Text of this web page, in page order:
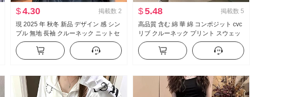
$4.30 掲載数 2
現 2025 年 秋冬 新品 デザイン 感 シン
プル 無地 長袖 クルーネック ニットセ
ーター プルオーバー セーター女
$5.48 掲載数 5
高品質 含む 綿 華 綿 コンポジット cvc
リブ クルーネック プリント スウェッ
トシャツ 女性 カップル レギュラー 裏
起毛